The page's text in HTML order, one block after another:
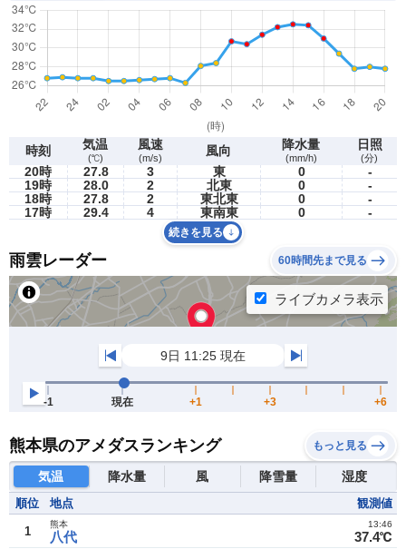
時刻 気温
(℃)
風速
(m/s) 風向 降水量
(mm/h)
日照
(分)
20時 27.8 3 東 0
-
19時
28.0 2 北東 0
-
18時
27.8 2 東北東 0
-
17時
29.4 4 東南東 0 -
続きを見る
雨雲レーダー 60時間先まで見る
熊本県のアメダスランキング もっと見る
気温 降水量 風 降雪量 湿度
順位 地点 観測値
1 八代
熊本
37.4℃
13:46